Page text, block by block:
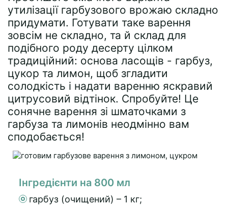
утилізації гарбузового врожаю складно
придумати. Готувати таке варення
зовсім не складно, та й склад для
подібного роду десерту цілком
традиційний: основа ласощів - гарбуз,
цукор та лимон, щоб згладити
солодкість і надати варенню яскравий
цитрусовий відтінок. Спробуйте! Це
сонячне варення зі шматочками з
гарбуза та лимонів неодмінно вам
сподобається!
Інгредієнти на 800 мл
гарбуз (очищений) – 1 кг;